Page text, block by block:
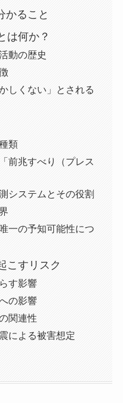
かること
は何か？
動の歴史
しくない」とされる
類
前兆すべり（プレス
システムとその役割
一の予知可能性につ
こすリスク
す影響
の影響
関連性
による被害想定